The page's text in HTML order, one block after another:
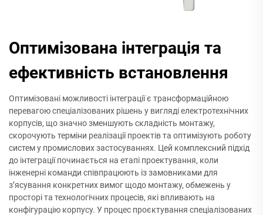
Оптимізована інтеграція та
ефективність встановлення
Оптимізовані можливості інтеграції є трансформаційною
перевагою спеціалізованих рішень у вигляді електротехнічних
корпусів, що значно зменшують складність монтажу,
скорочують терміни реалізації проектів та оптимізують роботу
систем у промислових застосуваннях. Цей комплексний підхід
до інтеграції починається на етапі проектування, коли
інженерні команди співпрацюють із замовниками для
з’ясування конкретних вимог щодо монтажу, обмежень у
просторі та технологічних процесів, які впливають на
конфігурацію корпусу. У процес проєктування спеціалізованих